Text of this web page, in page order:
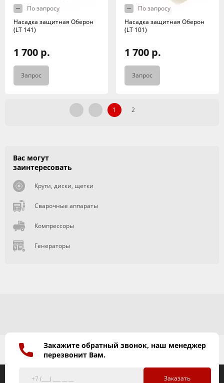
По запросу
Насадка защитная Оберон
(LT 141)
1 700 р.
Запрос
По запросу
Насадка защитная Оберон
(LT 101)
1 700 р.
Запрос
1 2
Вас могут
заинтересовать
Круги, диски, щетки
Сварочные аппараты
Компрессоры
Генераторы
Закажите обратный звонок, наш менеджер
перезвонит Вам.
Заказать